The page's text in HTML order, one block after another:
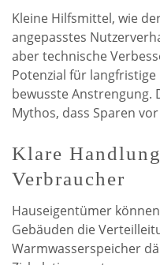
Kleine Hilfsmittel, wie
angepasstes
aber technische
Potenzial für
bewusste Anstrengung.
Mythos, dass Sparen
Klare
Verbraucher
Hauseigentümer
Gebäuden die
Warmwasserspeicher